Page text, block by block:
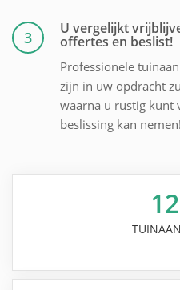
3 U vergelijkt
offertes en beslist!
Professionele
zijn in uw opdracht
waarna u rustig kunt
beslissing kan nemen!